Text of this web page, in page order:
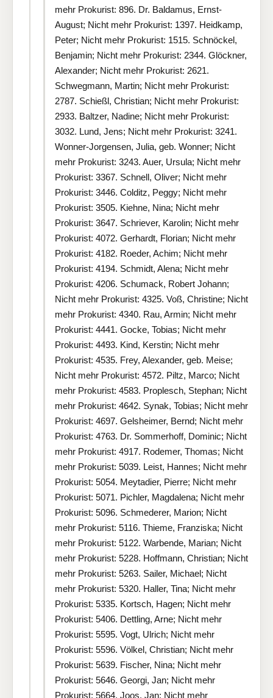
mehr Prokurist: 896. Dr. Baldamus, Ernst-
August; Nicht mehr Prokurist: 1397. Heidkamp,
Peter; Nicht mehr Prokurist: 1515. Schnöckel,
Benjamin; Nicht mehr Prokurist: 2344. Glöckner,
Alexander; Nicht mehr Prokurist: 2621.
Schwegmann, Martin; Nicht mehr Prokurist:
2787. Schießl, Christian; Nicht mehr Prokurist:
2933. Baltzer, Nadine; Nicht mehr Prokurist:
3032. Lund, Jens; Nicht mehr Prokurist: 3241.
Wonner-Jorgensen, Julia, geb. Wonner; Nicht
mehr Prokurist: 3243. Auer, Ursula; Nicht mehr
Prokurist: 3367. Schnell, Oliver; Nicht mehr
Prokurist: 3446. Colditz, Peggy; Nicht mehr
Prokurist: 3505. Kiehne, Nina; Nicht mehr
Prokurist: 3647. Schriever, Karolin; Nicht mehr
Prokurist: 4072. Gerhardt, Florian; Nicht mehr
Prokurist: 4182. Roeder, Achim; Nicht mehr
Prokurist: 4194. Schmidt, Alena; Nicht mehr
Prokurist: 4206. Schumack, Robert Johann;
Nicht mehr Prokurist: 4325. Voß, Christine; Nicht
mehr Prokurist: 4340. Rau, Armin; Nicht mehr
Prokurist: 4441. Gocke, Tobias; Nicht mehr
Prokurist: 4493. Kind, Kerstin; Nicht mehr
Prokurist: 4535. Frey, Alexander, geb. Meise;
Nicht mehr Prokurist: 4572. Piltz, Marco; Nicht
mehr Prokurist: 4583. Proplesch, Stephan; Nicht
mehr Prokurist: 4642. Synak, Tobias; Nicht mehr
Prokurist: 4697. Gelsheimer, Bernd; Nicht mehr
Prokurist: 4763. Dr. Sommerhoff, Dominic; Nicht
mehr Prokurist: 4917. Rodemer, Thomas; Nicht
mehr Prokurist: 5039. Leist, Hannes; Nicht mehr
Prokurist: 5054. Meytadier, Pierre; Nicht mehr
Prokurist: 5071. Pichler, Magdalena; Nicht mehr
Prokurist: 5096. Schmederer, Marion; Nicht
mehr Prokurist: 5116. Thieme, Franziska; Nicht
mehr Prokurist: 5122. Warbende, Marian; Nicht
mehr Prokurist: 5228. Hoffmann, Christian; Nicht
mehr Prokurist: 5263. Sailer, Michael; Nicht
mehr Prokurist: 5320. Haller, Tina; Nicht mehr
Prokurist: 5335. Kortsch, Hagen; Nicht mehr
Prokurist: 5406. Dettling, Arne; Nicht mehr
Prokurist: 5595. Vogt, Ulrich; Nicht mehr
Prokurist: 5596. Völkel, Christian; Nicht mehr
Prokurist: 5639. Fischer, Nina; Nicht mehr
Prokurist: 5646. Georgi, Jan; Nicht mehr
Prokurist: 5664. Joos, Jan; Nicht mehr